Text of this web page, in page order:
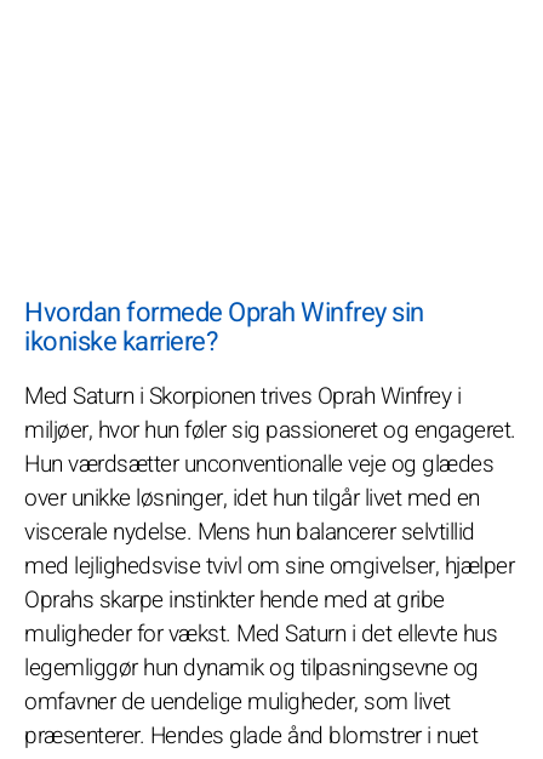
Hvordan formede Oprah Winfrey sin
ikoniske karriere?
Med Saturn i Skorpionen trives Oprah Winfrey i
miljøer, hvor hun føler sig passioneret og engageret.
Hun værdsætter unconventionalle veje og glædes
over unikke løsninger, idet hun tilgår livet med en
viscerale nydelse. Mens hun balancerer selvtillid
med lejlighedsvise tvivl om sine omgivelser, hjælper
Oprahs skarpe instinkter hende med at gribe
muligheder for vækst. Med Saturn i det ellevte hus
legemliggør hun dynamik og tilpasningsevne og
omfavner de uendelige muligheder, som livet
præsenterer. Hendes glade ånd blomstrer i nuet